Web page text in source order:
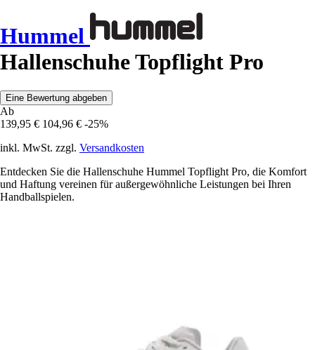
Hummel
Hallenschuhe Topflight Pro
Eine Bewertung abgeben
Ab
139,95 € 104,96 € -25%
inkl. MwSt. zzgl. Versandkosten
Entdecken Sie die Hallenschuhe Hummel Topflight Pro, die Komfort
und Haftung vereinen für außergewöhnliche Leistungen bei Ihren
Handballspielen.